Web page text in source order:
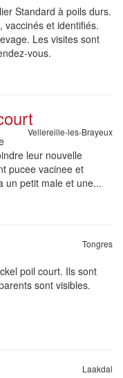
Standard à poils durs.
vaccinés et identifiés.
Les visites sont
vous.
Vellereille-les-Brayeux
leur nouvelle
pucee vacinee et
un petit male et une...
Tongres
poil court. Ils sont
sont visibles.
Laakdal